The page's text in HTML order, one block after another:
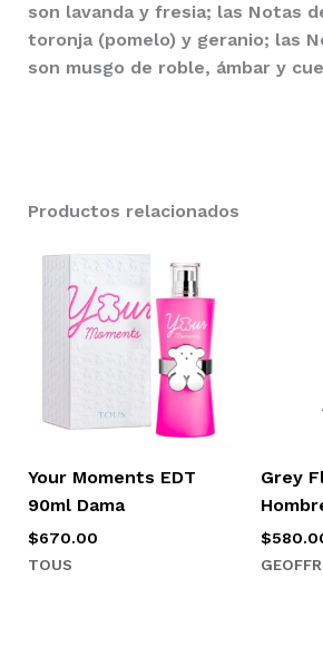
son lavanda y fresia; las Notas
toronja (pomelo) y geranio; las
son musgo de roble, ámbar y
Productos relacionados
Your Moments EDT
90ml Dama
$670.00
TOUS
Grey
$